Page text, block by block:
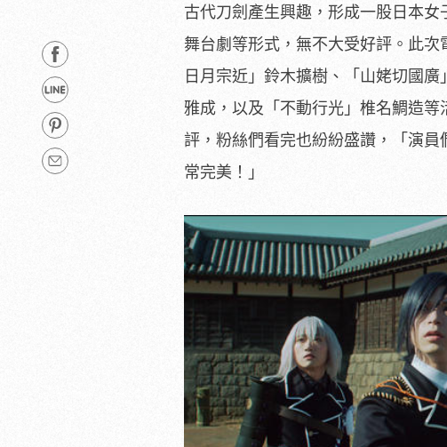
古代刀劍產生興趣， 形成一股日本女
舞台劇等形式，無不大受好評。此
日月宗近」鈴木擴樹、「 山姥切國廣
雅成，以及「不動行光」椎名鯛造
評，粉絲們看完也紛紛盛讚，「演員
常完美！」